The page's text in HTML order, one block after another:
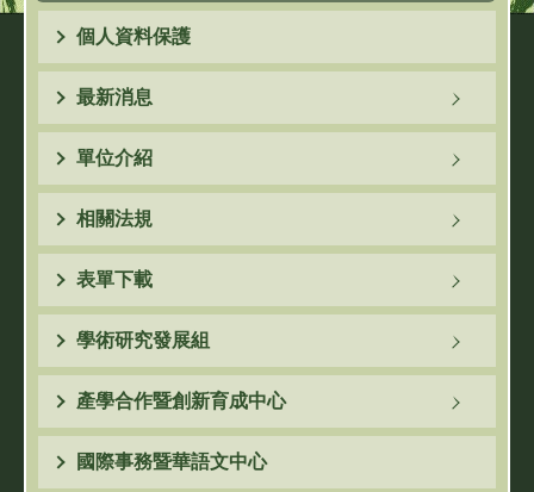
個人資料保護
最新消息
單位介紹
相關法規
表單下載
學術研究發展組
產學合作暨創新育成中心
國際事務暨華語文中心